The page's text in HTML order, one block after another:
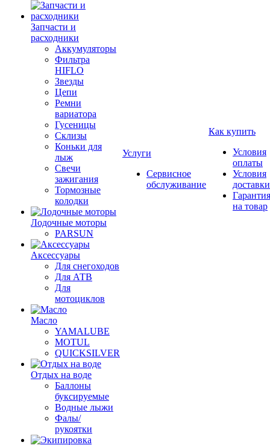
Запчасти и
расходники
Аккумуляторы
Фильтра
HIFLO
Звезды
Цепи
Ремни
вариатора
Гусеницы
Склизы
Коньки для
лыж
Свечи
зажигания
Тормозные
колодки
Лодочные моторы
PARSUN
Аксессуары
Для снегоходов
Для АТВ
Для
мотоциклов
Масло
YAMALUBE
MOTUL
QUICKSILVER
Отдых на воде
Баллоны
буксируемые
Водные лыжи
Фалы/
рукоятки
Услуги
Сервисное
обслуживание
Как купить
Условия
оплаты
Условия
доставки
Гарантия
на товар